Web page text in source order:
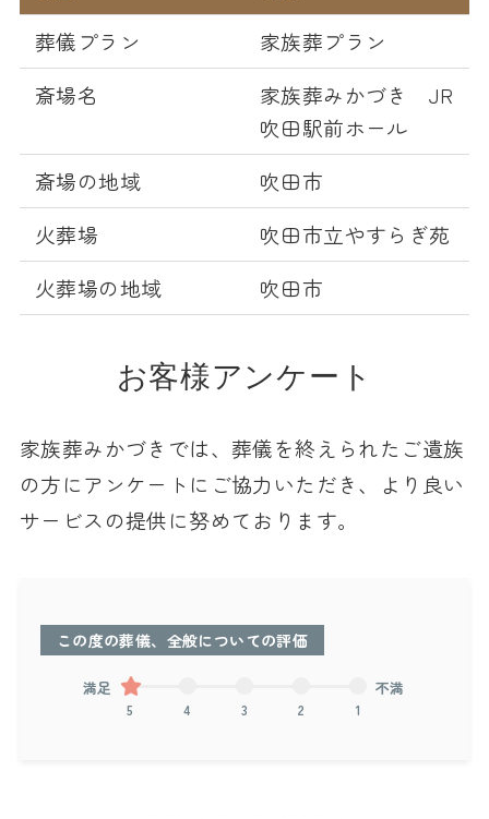
葬儀プラン
家族葬プラン
斎場名
家族葬みかづき JR
吹田駅前ホール
斎場の地域
吹田市
火葬場
吹田市立やすらぎ苑
火葬場の地域
吹田市
お客様アンケート
家族葬みかづきでは、葬儀を終えられたご遺族
の方にアンケートにご協力いただき、より良い
サービスの提供に努めております。
この度の葬儀、全般についての評価
満足
5 4 3 2 1
不満